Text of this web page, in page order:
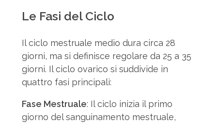
Le Fasi del Ciclo
Il ciclo mestruale medio dura circa 28
giorni, ma si definisce regolare da 25 a 35
giorni. Il ciclo ovarico si suddivide in
quattro fasi principali:
Fase Mestruale: Il ciclo inizia il primo
giorno del sanguinamento mestruale,